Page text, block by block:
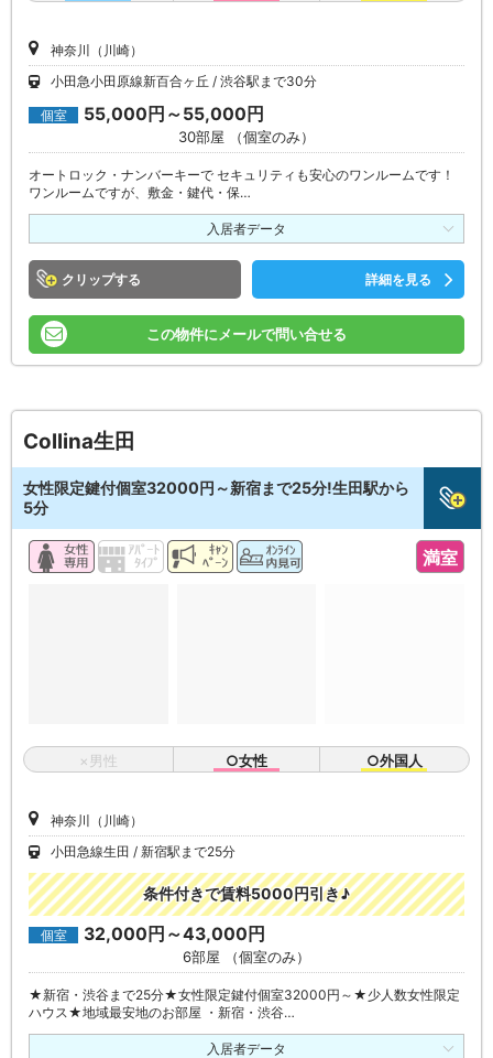
神奈川（川崎）
小田急小田原線新百合ヶ丘
渋谷駅まで30分
個室 55,000円～55,000円
30部屋 （個室のみ）
オートロック・ナンバーキーで セキュリティも安心のワンルームです！
ワンルームですが、敷金・鍵代・保…
入居者データ
クリップ 詳細を見る
この物件にメールで問い合せる
Collina生田
女性限定鍵付個室32000円～新宿まで25分!生田駅から
5分
満室
×男性 ○女性 ○外国人
神奈川（川崎）
小田急線生田
新宿駅まで25分
条件付きで賃料5000円引き♪
個室 32,000円～43,000円
6部屋 （個室のみ）
★新宿・渋谷まで25分★女性限定鍵付個室32000円～★少人数女性限定
ハウス★地域最安地のお部屋 ・新宿・渋谷…
入居者データ